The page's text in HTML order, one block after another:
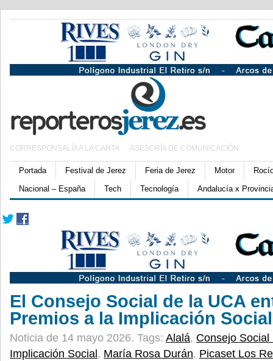
CORRESPONSALÍA A LA CARTA ASESORÍA DE COMUNICACIÓN
Portada Festival de Jerez Feria de Jerez Motor
Nacional – España
Tech Tecnología Andalucía x
El Consejo Social de la UCA
Premios a la Implicación Social
Noticia de 14 mayo 2026. Tags: Alalá, Consejo Social
Implicación Social , María Rosa Durán, Picaset Los